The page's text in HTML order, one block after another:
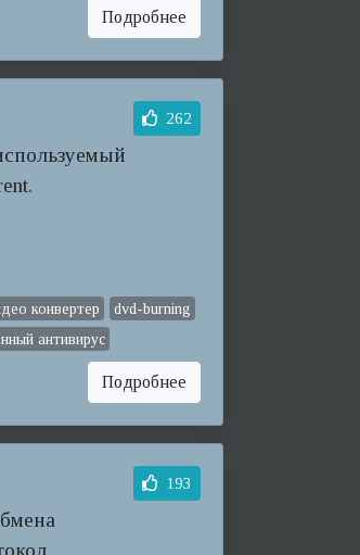
Подробнее
262
конвертер
dvd-burning
антивирус
Подробнее
193